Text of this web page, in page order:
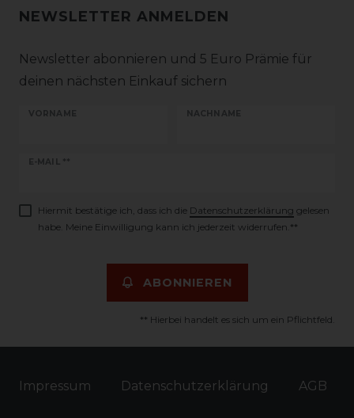
NEWSLETTER ANMELDEN
Newsletter abonnieren und 5 Euro Prämie für
deinen nächsten Einkauf sichern
VORNAME NACHNAME
E-MAIL **
Newsletter
Hiermit bestätige ich, dass ich die Daten­schutz­erklärung gelesen
habe. Meine Einwilligung kann ich jederzeit widerrufen.**
ABONNIEREN
** Hierbei handelt es sich um ein Pflichtfeld.
Impressum Daten­schutz­erklärung AGB